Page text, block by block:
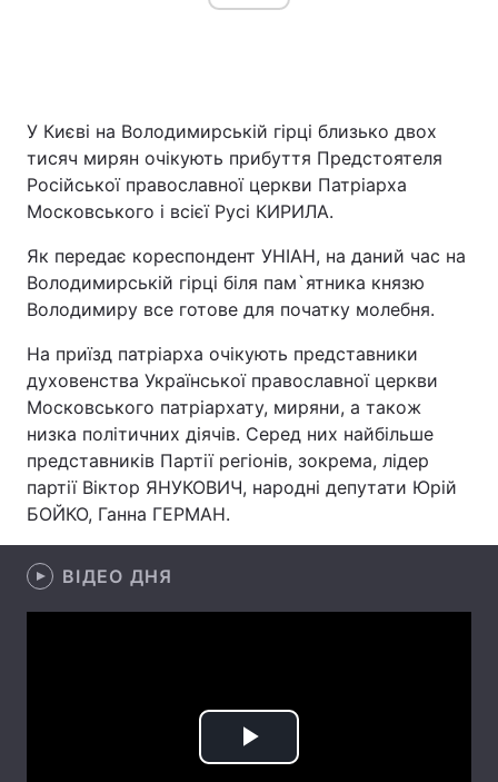
Головна Війна
Економіка
У Києві на Володимирській гірці близько двох
тисяч мирян очікують прибуття Предстоятеля
Російської православної церкви Патріарха
Московського і всієї Русі КИРИЛА.
Як передає кореспондент УНІАН, на даний час на
Володимирській гірці біля пам`ятника князю
Володимиру все готове для початку молебня.
На приїзд патріарха очікують представники
духовенства Української православної церкви
Московського патріархату, миряни, а також
низка політичних діячів. Серед них найбільше
представників Партії регіонів, зокрема, лідер
партії Віктор ЯНУКОВИЧ, народні депутати Юрій
БОЙКО, Ганна ГЕРМАН.
ВІДЕО ДНЯ
Play